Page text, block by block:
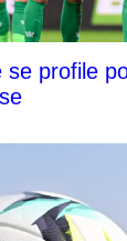
profile